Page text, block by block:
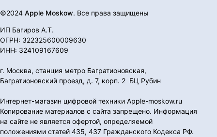
©2024 Apple Moskow. Все права защищены
ИП Багиров А.Т.
ОГРН: 322325600009630
ИНН: 324109167609
г. Москва, станция метро Багратионовская,
Багратионовский проезд, д. 7, корп. 2 БЦ Рубин
Интернет-магазин цифровой техники Apple-moskow.ru
Копирование материалов с сайта запрещено. Информация
на сайте не является офертой, определяемой
положениями статей 435, 437 Гражданского Кодекса РФ.